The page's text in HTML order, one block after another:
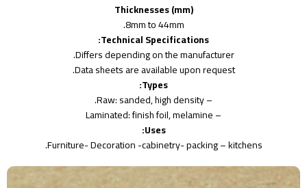
Thicknesses (mm)
8mm to 44mm.
Technical Specifications:
Differs depending on the manufacturer.
Data sheets are available upon request.
Types:
– Raw: sanded, high density.
– Laminated: finish foil, melamine
Uses:
Furniture- Decoration -cabinetry- packing – kitchens.